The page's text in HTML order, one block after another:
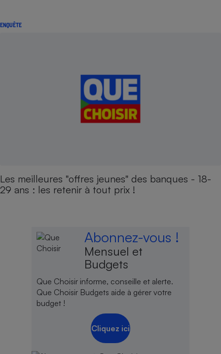
ENQUÊTE
Les meilleures "offres jeunes" des banques - 18-
29 ans : les retenir à tout prix !
Abonnez-vous !
Mensuel et
Budgets
Que Choisir informe, conseille et alerte.
Que Choisir Budgets aide à gérer votre
budget !
Cliquez ici